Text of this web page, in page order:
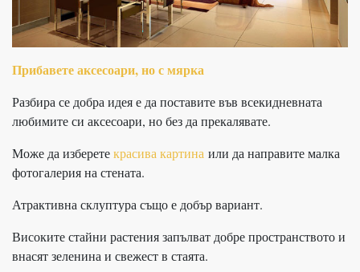
Прибавете аксесоари, но с мярка
Разбира се добра идея е да поставите във всекидневната
любимите си аксесоари, но без да прекалявате.
Може да изберетекрасива картина или да направите малка
фотогалерия на стената.
Атрактивна склуптура също е добър вариант.
Високите стайни растения запълват добре пространството и
внасят зеленина и свежест в стаята.